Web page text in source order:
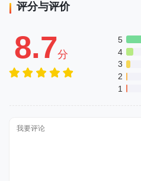
评分与评价
8.7分
5
4
3
2
1